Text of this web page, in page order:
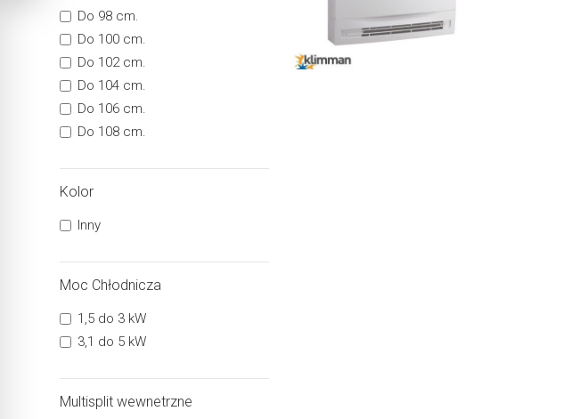
Do 98 cm.
Do 100 cm.
Do 102 cm.
Do 104 cm.
Do 106 cm.
Do 108 cm.
Kolor
Inny
Moc Chłodnicza
1,5 do 3 kW
3,1 do 5 kW
Multisplit wewnetrzne